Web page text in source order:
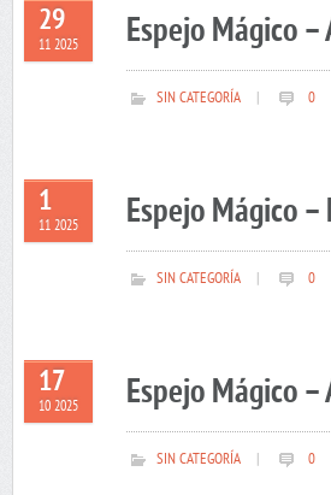
29
11 2025 Espejo Mágico –
SIN CATEGORÍA 0
1
11 2025 Espejo Mágico –
SIN CATEGORÍA 0
17
10 2025 Espejo Mágico
SIN CATEGORÍA 0